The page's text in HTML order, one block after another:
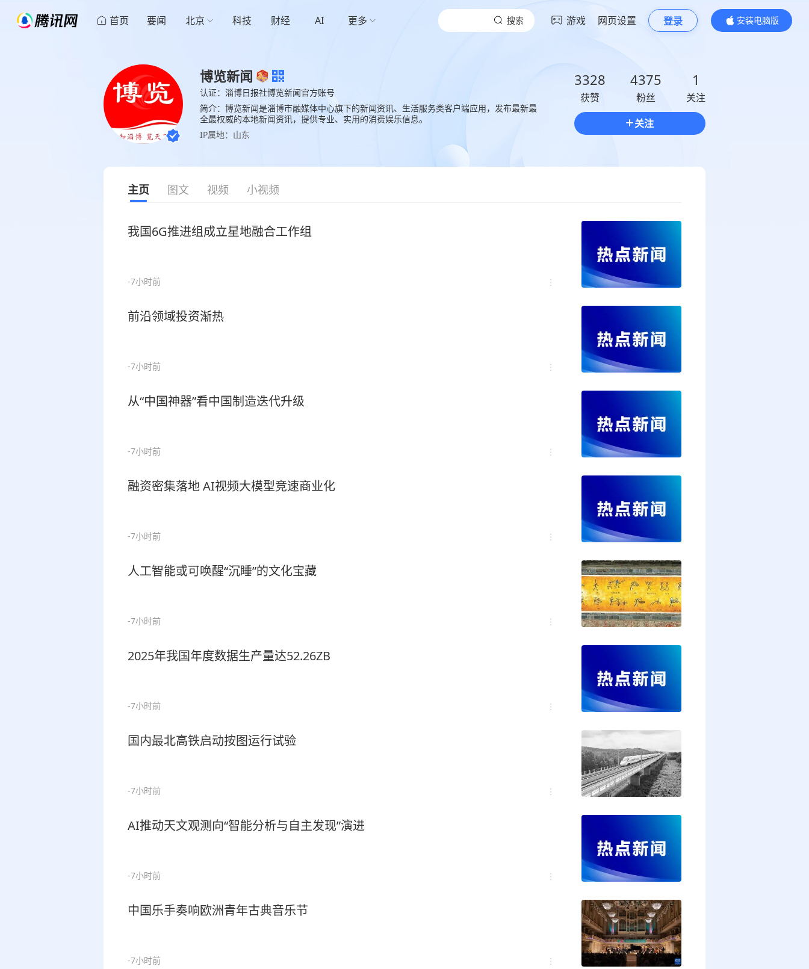
首页 要闻 北京 科技 财经 AI 更多 搜索 游戏 网页设置 登录
安装电脑版
内容更精彩
博览新闻
认证：淄博日报社博览新闻官方账号
简介：博览新闻是淄博市融媒体中心旗下的新闻资讯、生活服务类客户端应用，发布最新最
全最权威的本地新闻资讯，提供专业、实用的消费娱乐信息。
IP属地：山东
3328
获赞
4375
粉丝
1
关注
关注
主页 图文 视频 小视频
我国6G推进组成立星地融合工作组
-7小时前
前沿领域投资渐热
-7小时前
从“中国神器”看中国制造迭代升级
-7小时前
融资密集落地 AI视频大模型竞速商业化
-7小时前
人工智能或可唤醒“沉睡”的文化宝藏
-7小时前
2025年我国年度数据生产量达52.26ZB
-7小时前
国内最北高铁启动按图运行试验
-7小时前
AI推动天文观测向“智能分析与自主发现”演进
-7小时前
中国乐手奏响欧洲青年古典音乐节
-7小时前